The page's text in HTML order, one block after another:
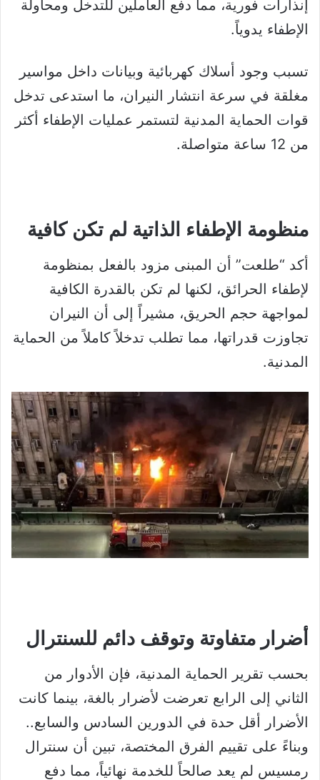
إنذارات فورية، مما دفع العاملين للتدخل ومحاولة
الإطفاء يدوياً.
تسبب وجود أسلاك كهربائية وبيانات داخل مواسير
مغلقة في سرعة انتشار النيران، ما استدعى تدخل
قوات الحماية المدنية لتستمر عمليات الإطفاء أكثر
من 12 ساعة متواصلة.
منظومة الإطفاء الذاتية لم تكن كافية
أكد “طلعت” أن المبنى مزود بالفعل بمنظومة
لإطفاء الحرائق، لكنها لم تكن بالقدرة الكافية
لمواجهة حجم الحريق، مشيراً إلى أن النيران
تجاوزت قدراتها، مما تطلب تدخلاً كاملاً من الحماية
المدنية.
أضرار متفاوتة وتوقف دائم للسنترال
بحسب تقرير الحماية المدنية، فإن الأدوار من
الثاني إلى الرابع تعرضت لأضرار بالغة، بينما كانت
الأضرار أقل حدة في الدورين السادس والسابع..
وبناءً على تقييم الفرق المختصة، تبين أن سنترال
رمسيس لم يعد صالحاً للخدمة نهائياً، مما دفع